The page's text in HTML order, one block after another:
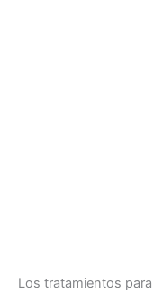
Los tratamientos